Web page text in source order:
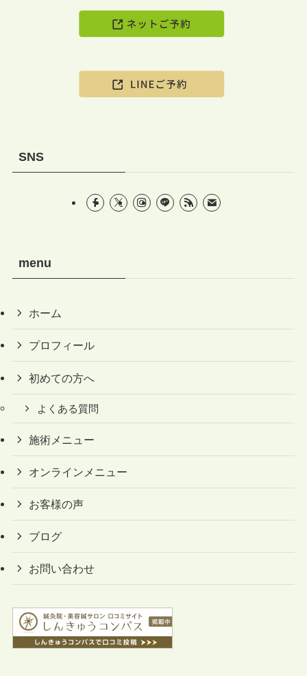
SNS
menu
ホーム
プロフィール
初めての方へ
よくある質問
施術メニュー
オンラインメニュー
お客様の声
ブログ
お問い合わせ